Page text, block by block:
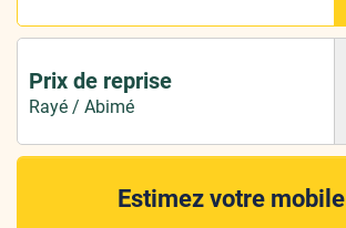
Prix de reprise
Rayé / Abimé
Estimez votre mobile